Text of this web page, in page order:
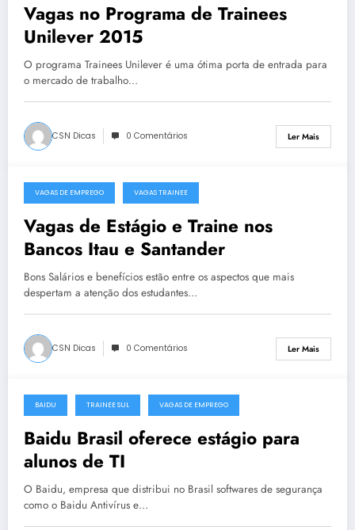
Vagas no Programa de Trainees
Unilever 2015
O programa Trainees Unilever é uma ótima porta de entrada para
o mercado de trabalho…
CSN Dicas 0 Comentários Ler Mais
25 de Agosto, 2014
VAGAS DE EMPREGO VAGAS TRAINEE
Vagas de Estágio e Traine nos
Bancos Itau e Santander
Bons Salários e benefícios estão entre os aspectos que mais
despertam a atenção dos estudantes…
CSN Dicas 0 Comentários Ler Mais
6 de Maio, 2014
BAIDU TRAINEE SUL VAGAS DE EMPREGO
Baidu Brasil oferece estágio para
alunos de TI
O Baidu, empresa que distribui no Brasil softwares de segurança
como o Baidu Antivírus e…